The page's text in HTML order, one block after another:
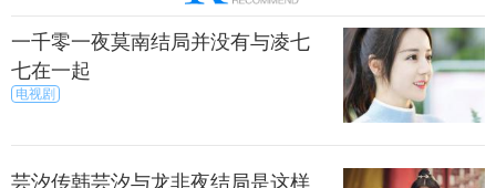
一千零一夜莫南结局并没有与凌七
七在一起
电视剧
芸汐传韩芸汐与龙非夜结局是这样